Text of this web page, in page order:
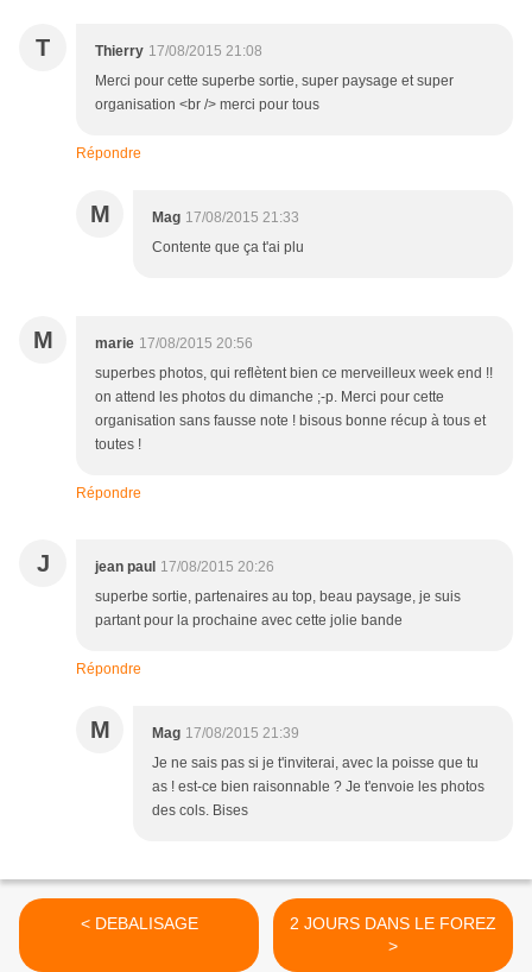
T Thierry 17/08/2015 21:08
Merci pour cette superbe sortie, super paysage et super
organisation <br /> merci pour tous
Répondre
M Mag 17/08/2015 21:33
Contente que ça t'ai plu
M marie 17/08/2015 20:56
superbes photos, qui reflètent bien ce merveilleux week end !!
on attend les photos du dimanche ;-p. Merci pour cette
organisation sans fausse note ! bisous bonne récup à tous et
toutes !
Répondre
J jean paul 17/08/2015 20:26
superbe sortie, partenaires au top, beau paysage, je suis
partant pour la prochaine avec cette jolie bande
Répondre
M Mag 17/08/2015 21:39
Je ne sais pas si je t'inviterai, avec la poisse que tu
as ! est-ce bien raisonnable ? Je t'envoie les photos
des cols. Bises
< DEBALISAGE
2 JOURS DANS LE FOREZ
>